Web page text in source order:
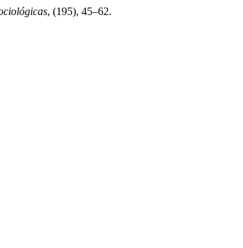
, (195), 45–62.